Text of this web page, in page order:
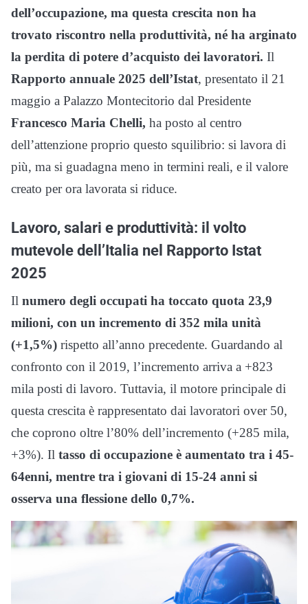
dell’occupazione, ma questa crescita non ha
trovato riscontro nella produttività, né ha arginato
la perdita di potere d’acquisto dei lavoratori. Il
Rapporto annuale 2025 dell’Istat, presentato il 21
maggio a Palazzo Montecitorio dal Presidente
Francesco Maria Chelli, ha posto al centro
dell’attenzione proprio questo squilibrio: si lavora di
più, ma si guadagna meno in termini reali, e il valore
creato per ora lavorata si riduce.
Lavoro, salari e produttività: il volto
mutevole dell’Italia nel Rapporto Istat
2025
Il numero degli occupati ha toccato quota 23,9
milioni, con un incremento di 352 mila unità
(+1,5%) rispetto all’anno precedente. Guardando al
confronto con il 2019, l’incremento arriva a +823
mila posti di lavoro. Tuttavia, il motore principale di
questa crescita è rappresentato dai lavoratori over 50,
che coprono oltre l’80% dell’incremento (+285 mila,
+3%). Il tasso di occupazione è aumentato tra i 45-
64enni, mentre tra i giovani di 15-24 anni si
osserva una flessione dello 0,7%.